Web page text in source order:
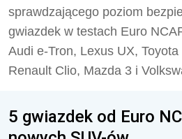
sprawdzającego poziom
gwiazdek w testach Euro
Audi e-Tron, Lexus UX,
Renault Clio, Mazda 3 i
5 gwiazdek od Euro